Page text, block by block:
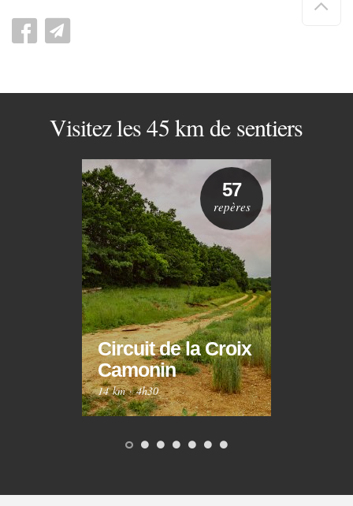
de
Visitez les 45 km de sentiers
Circuit de la Croix
Camonin
14 km·4h30
57
repères